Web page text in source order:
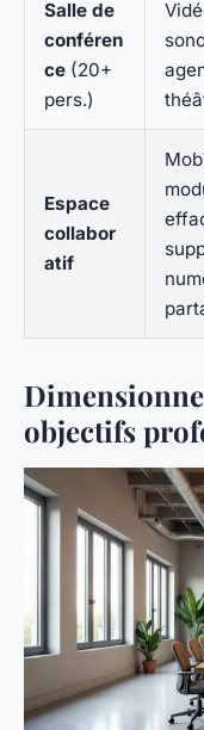
Salle de
conféren
ce (20+
pers.)
Espace
collabor
atif
objectifs